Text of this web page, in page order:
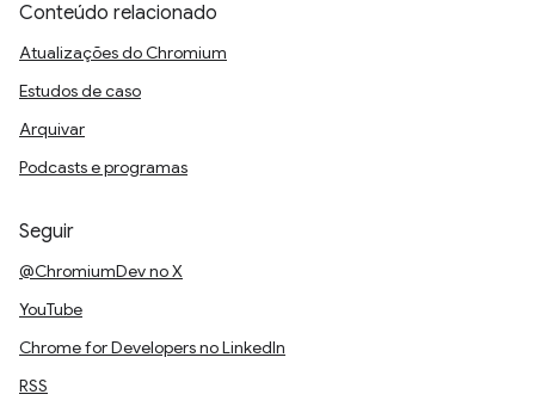
Conteúdo relacionado
Atualizações do Chromium
Estudos de caso
Arquivar
Podcasts e programas
Seguir
@ChromiumDev no X
YouTube
Chrome for Developers no LinkedIn
RSS